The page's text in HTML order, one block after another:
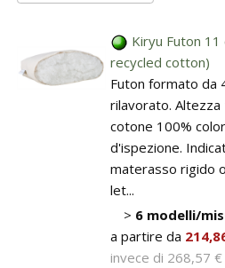
Kiryu Futon
recycled cotton)
Futon formato da
rilavorato. Altezza
cotone 100%
d'ispezione.
materasso rigido
let...
> 6 modelli/
a partire da
invece di 268,57 €
Pareti attrezzate
Cucine
Materassi ad hoc
Scuole / Operatori Shiatsu
App Shiatsu e agopuntura